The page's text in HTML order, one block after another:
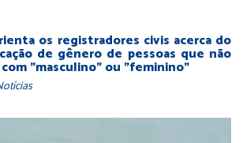
os registradores civis acerca do
de gênero de pessoas que não
"masculino" ou "feminino"